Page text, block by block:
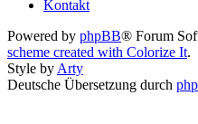
Kontakt
Powered by phpBB® Forum
scheme created with Colorize It.
Style by Arty
Deutsche Übersetzung durch